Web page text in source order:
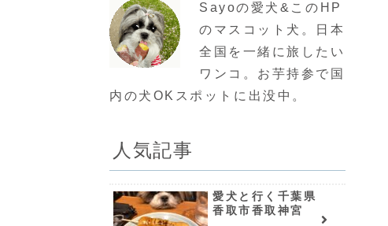
Sayoの愛犬&このHP
のマスコット犬。日本
全国を一緒に旅したい
ワンコ。お芋持参で国
内の犬OKスポットに出没中。
人気記事
愛犬と行く千葉県
香取市香取神宮